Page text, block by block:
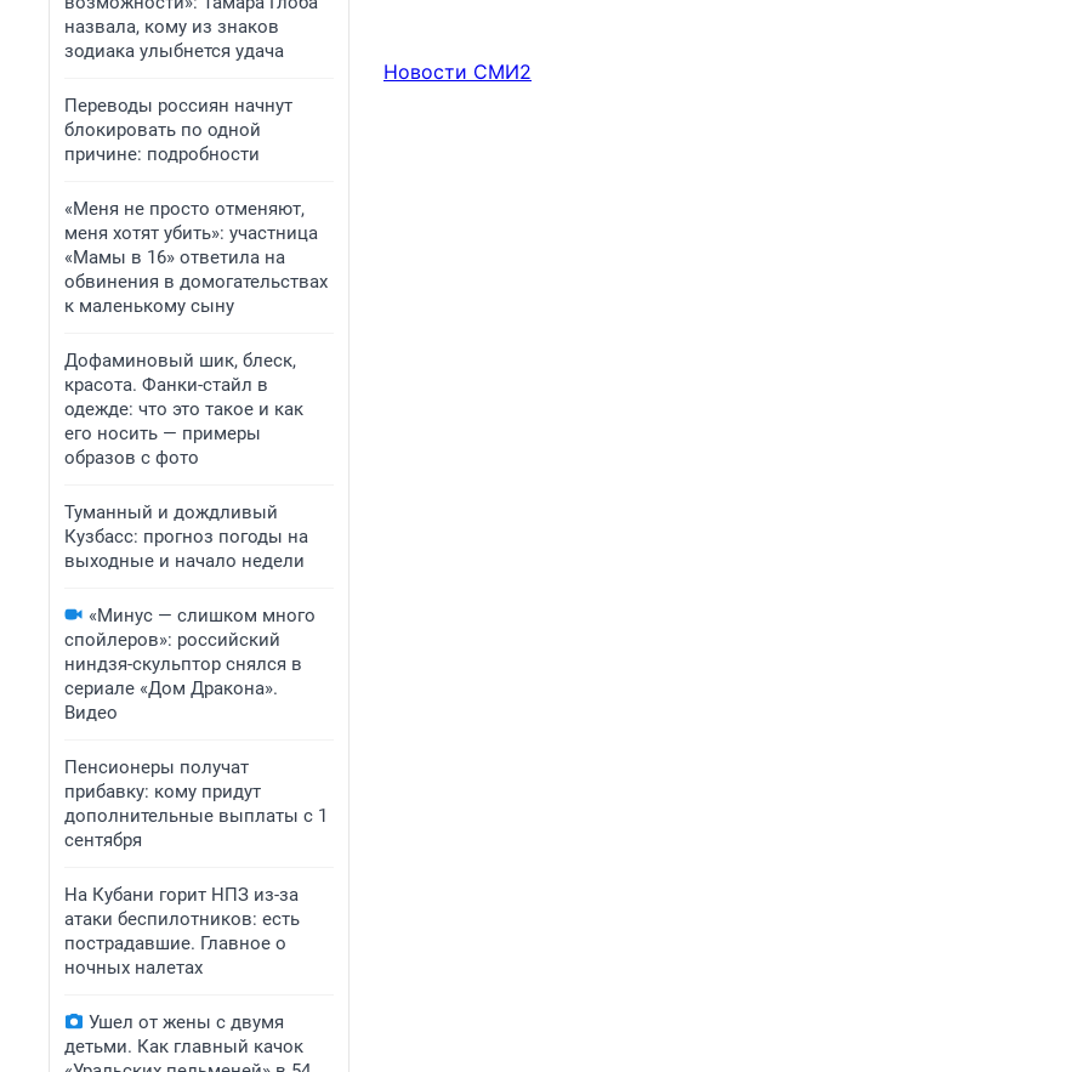
назвала, кому из знаков
зодиака улыбнется удача
Переводы россиян начнут
блокировать по одной
причине: подробности
«Меня не просто отменяют,
меня хотят убить»: участница
«Мамы в 16» ответила на
обвинения в домогательствах
к маленькому сыну
Дофаминовый шик, блеск,
красота. Фанки-стайл в
одежде: что это такое и как
его носить — примеры
образов с фото
Туманный и дождливый
Кузбасс: прогноз погоды на
выходные и начало недели
«Минус — слишком много
спойлеров»: российский
ниндзя-скульптор снялся в
сериале «Дом Дракона».
Видео
Пенсионеры получат
прибавку: кому придут
дополнительные выплаты с 1
сентября
На Кубани горит НПЗ из-за
атаки беспилотников: есть
пострадавшие. Главное о
ночных налетах
Ушел от жены с двумя
детьми. Как главный качок
Новости СМИ2